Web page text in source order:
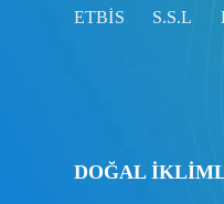
ETBİS S.S.L
DOĞAL